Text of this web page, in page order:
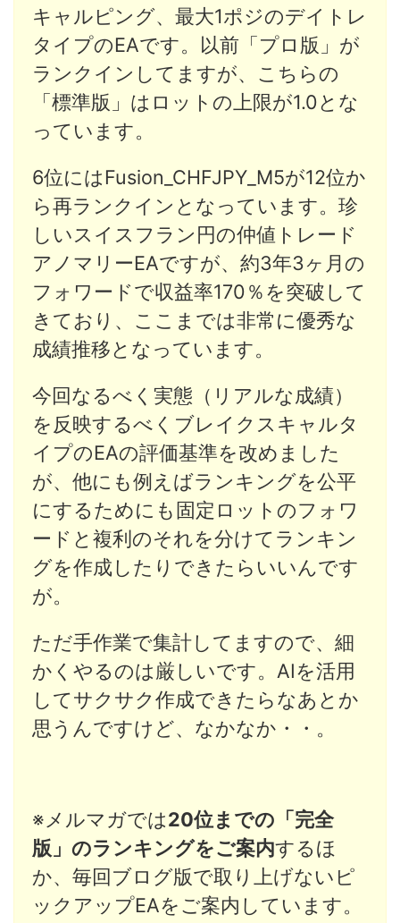
キャルピング、最大1ポジのデイトレ
タイプのEAです。以前「プロ版」が
ランクインしてますが、こちらの
「標準版」はロットの上限が1.0とな
っています。
6位にはFusion_CHFJPY_M5が12位か
ら再ランクインとなっています。珍
しいスイスフラン円の仲値トレード
アノマリーEAですが、約3年3ヶ月の
フォワードで収益率170％を突破して
きており、ここまでは非常に優秀な
成績推移となっています。
今回なるべく実態（リアルな成績）
を反映するべくブレイクスキャルタ
イプのEAの評価基準を改めました
が、他にも例えばランキングを公平
にするためにも固定ロットのフォワ
ードと複利のそれを分けてランキン
グを作成したりできたらいいんです
が。
ただ手作業で集計してますので、細
かくやるのは厳しいです。AIを活用
してサクサク作成できたらなあとか
思うんですけど、なかなか・・。
※メルマガでは20位までの「完全
版」のランキングをご案内するほ
か、毎回ブログ版で取り上げないピ
ックアップEAをご案内しています。